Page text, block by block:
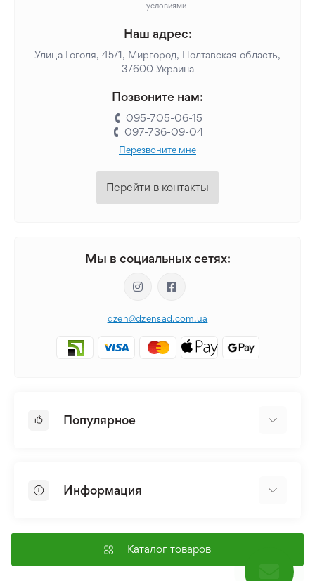
условиями
Наш адрес:
Улица Гоголя, 45/1, Миргород, Полтавская область,
37600 Украина
Позвоните нам:
095-705-06-15
097-736-09-04
Перезвоните мне
Перейти в контакты
Мы в социальных сетях:
dzen@dzensad.com.ua
Популярное
Лилия
Семена
Информация
Доставка и оплата
Контакты
Каталог товаров